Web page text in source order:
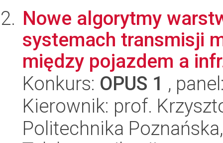
Nowe algorytmy
systemach transmisji
między pojazdem a
Konkurs: OPUS 1 ,
Kierownik: prof.
Politechnika